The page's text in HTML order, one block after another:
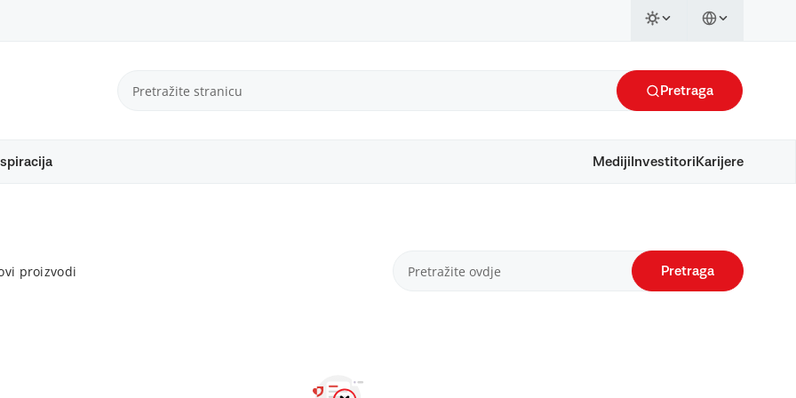
Pretraga
Mediji Investitori Karijere
proizvodi Pretraga